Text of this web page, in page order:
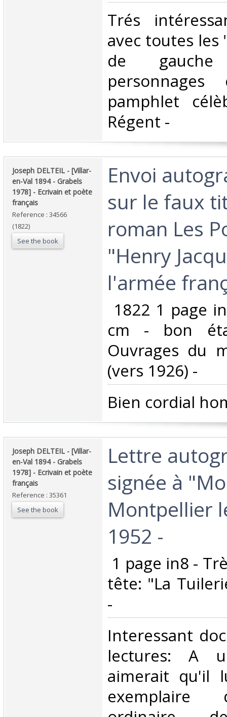
‎Trés
avec toutes les
de
pamphlet
Régent - ‎
‎Joseph DELTEIL - [Villar-
en-Val 1894 - Grabels
1978] - Ecrivain et poète
français‎
Reference : 34566
(1822)
See the book
‎Envoi
sur le faux
roman Les
"Henry
l'armée
1822 1 page
cm - bon
Ouvrages du
(vers 1926) -‎
‎Bien cordial
‎Joseph DELTEIL - [Villar-
en-Val 1894 - Grabels
1978] - Ecrivain et poète
français‎
Reference : 35361
See the book
‎Lettre
signée à
Montpellier
1952 -‎
1 page in8 -
tête: "La
-‎
‎Interessant
lectures: A
aimerait qu'il
exemplaire